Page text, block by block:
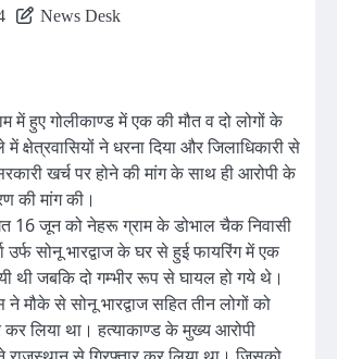
News Desk
में हुए गोलीकाण्ड में एक की मौत व दो लोगों के
क्षेत्रवासियों ने धरना दिया और जिलाधिकारी से
खर्च पर होने की मांग के साथ ही आरोपी के
की मांग की।
16 जून को नेहरू ग्राम के डोभाल चैक निवासी
उर्फ सोनू भारद्वाज के घर से हुई फायरिंग में एक
थी जबकि दो गम्भीर रूप से घायल हो गये थे।
मौके से सोनू भारद्वाज सहित तीन लोगों को
कर लिया था। हत्याकाण्ड के मुख्य आरोपी